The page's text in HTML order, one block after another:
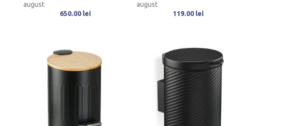
august
650.00 lei
august
119.00 lei